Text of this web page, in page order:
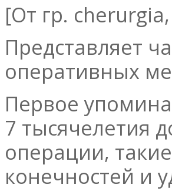
[От гр.
Представляет
оперативных
Первое
7 тысячелетия
операции,
конечностей и